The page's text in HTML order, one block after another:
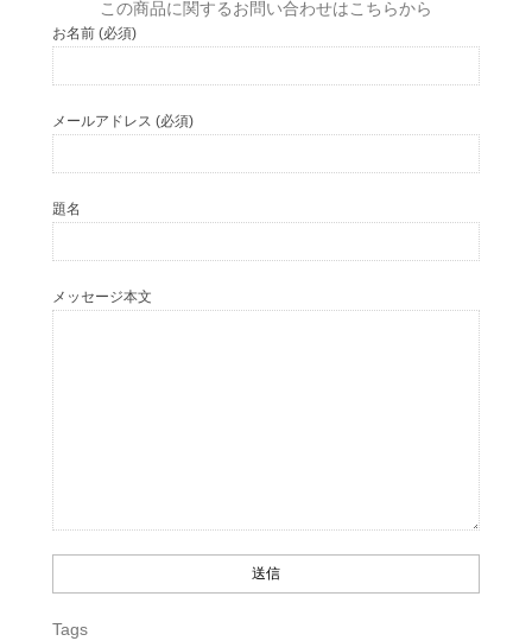
この商品に関するお問い合わせはこちらから
お名前 (必須)
メールアドレス (必須)
題名
メッセージ本文
Tags